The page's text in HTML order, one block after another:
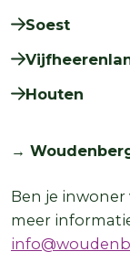
Soest
Houten
→
Ben je
meer